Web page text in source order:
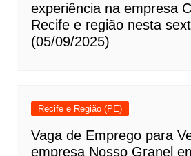
experiência na empresa
Recife e região nesta
(05/09/2025)
Recife e Região (PE)
Vaga de Emprego para
empresa Nosso Granel